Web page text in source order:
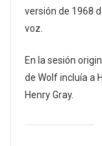
versión de 1968
voz.
En la sesión
de Wolf incluía a
Henry Gray.